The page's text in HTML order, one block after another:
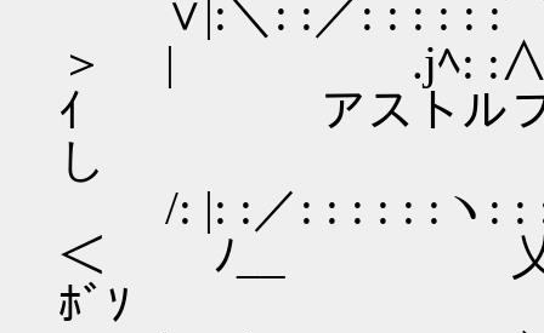
∨|:＼: :／: : : : :
＞ | .jﾍ: :∧ ゛
ｲ アストルフォ
し
/: |: :／: : : : : :ヽ:
＜ ﾉ__ 乂:
ﾎﾞｿ